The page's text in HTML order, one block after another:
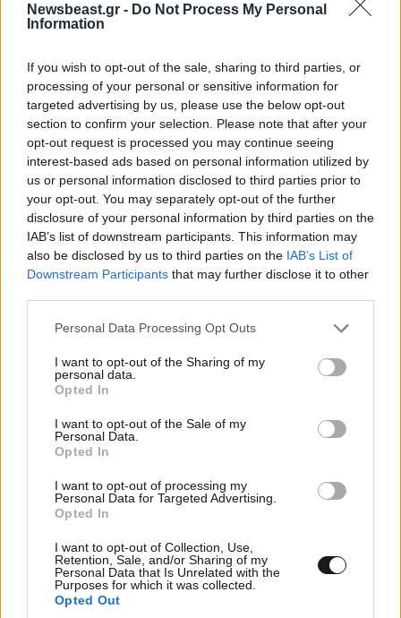
Newsbeast.gr - Do Not Process My Personal
Information
If you wish to opt-out of the sale, sharing to third parties, or
processing of your personal or sensitive information for
targeted advertising by us, please use the below opt-out
section to confirm your selection. Please note that after your
opt-out request is processed you may continue seeing
interest-based ads based on personal information utilized by
us or personal information disclosed to third parties prior to
your opt-out. You may separately opt-out of the further
disclosure of your personal information by third parties on the
IAB’s list of downstream participants. This information may
also be disclosed by us to third parties on the IAB’s List of
Downstream Participants that may further disclose it to other
Please note that this website/app uses one or more Google
not limited to your visit or usage behaviour. You may click to
grant or deny consent to Google and its third-party tags to
use your data for below specified purposes in below Google
consent section.
Personal Data Processing Opt Outs
I want to opt-out of the Sharing of my
personal data.
Opted In
I want to opt-out of the Sale of my
Personal Data.
Opted In
I want to opt-out of processing my
Personal Data for Targeted Advertising.
Opted In
I want to opt-out of Collection, Use,
Retention, Sale, and/or Sharing of my
Personal Data that Is Unrelated with the
Purposes for which it was collected.
Opted Out
Ξόδεψα περίπου 100 ευρώ στα Rhode για 3
προϊόντα – Αυτό είναι το ειλικρινές review μου